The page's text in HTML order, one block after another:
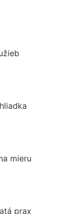
mieru
prax